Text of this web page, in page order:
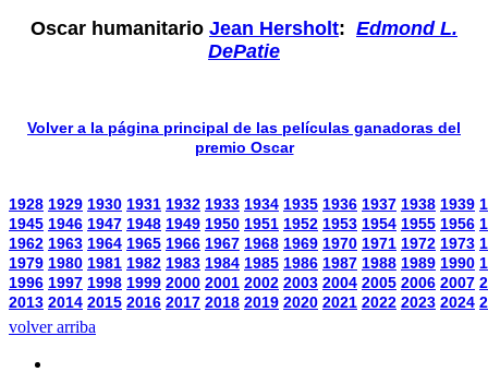
Oscar humanitario Jean Hersholt: Edmond L.
DePatie
Volver a la página principal de las películas ganadoras del
premio Oscar
1928 1929 1930 1931 1932 1933 1934 1935 1936 1937 1938 1939
1945 1946 1947 1948 1949 1950 1951 1952 1953 1954 1955 1956
1962 1963 1964 1965 1966 1967 1968 1969 1970 1971 1972 1973
1979 1980 1981 1982 1983 1984 1985 1986 1987 1988 1989 1990
1996 1997 1998 1999 2000 2001 2002 2003 2004 2005 2006 2007
2013 2014 2015 2016 2017 2018 2019 2020 2021 2022 2023 2024
volver arriba